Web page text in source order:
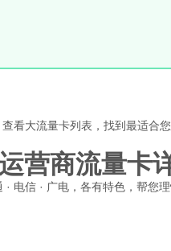
看大流量卡列表，找到最适合您
营商流量卡
· 电信 · 广电，各有特色，帮您